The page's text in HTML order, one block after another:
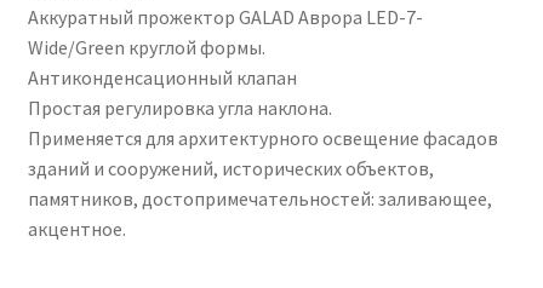
Аккуратный прожектор GALAD Аврора LED-7-
Wide/Green круглой формы.
Антиконденсационный клапан
Простая регулировка угла наклона.
Применяется для архитектурного освещение фасадов
зданий и сооружений, исторических объектов,
памятников, достопримечательностей: заливающее,
акцентное.